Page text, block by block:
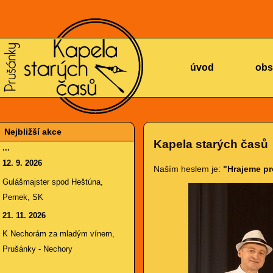
KAPELA
STARÝCH
úvod
Nejbližší akce
...
12. 9. 2026
Gulášmajster spod Heštúna,
Pernek, SK
21. 11. 2026
K Nechorám za mladým vínem,
Prušánky - Nechory
Kapela starých časů
Naším heslem je: "Hrajeme